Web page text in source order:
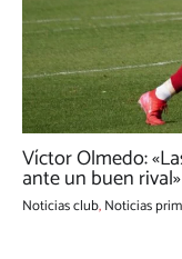
Víctor Olmedo:
ante un buen rival»
Noticias club,Noticias